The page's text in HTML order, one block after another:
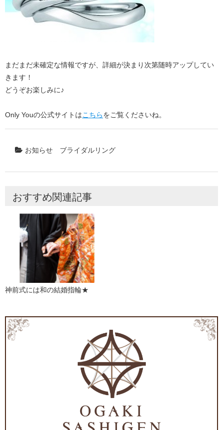
まだまだ未確定な情報ですが、詳細が決まり次第随時アップしてい
きます！
どうぞお楽しみに♪
Only Youの公式サイトはこちらをご覧くださいね。
お知らせ ブライダルリング
おすすめ関連記事
神前式には和の結婚指輪★